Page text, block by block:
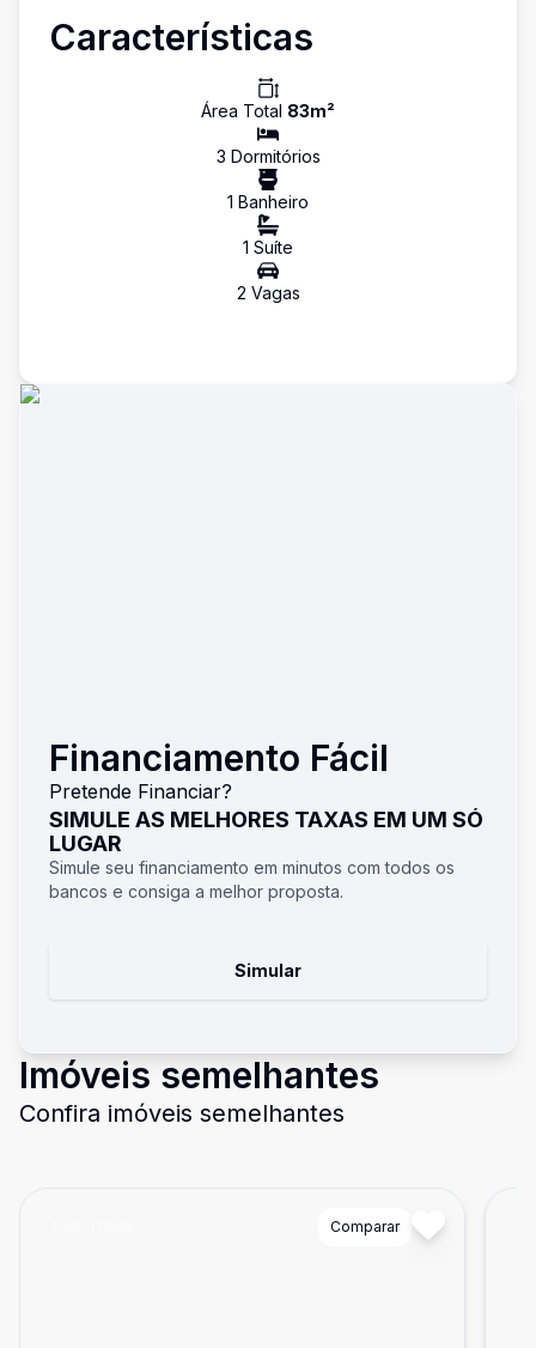
Características
Área Total 83m²
3 Dormitórios
1 Banheiro
1 Suíte
2 Vagas
Financiamento Fácil
Pretende Financiar?
SIMULE AS MELHORES TAXAS EM UM SÓ
LUGAR
Simule seu financiamento em minutos com todos os
bancos e consiga a melhor proposta.
Simular
Imóveis semelhantes
Confira imóveis semelhantes
Comparar